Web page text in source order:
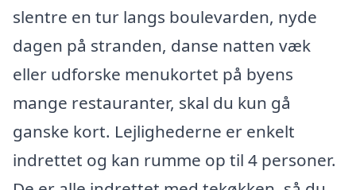
slentre en tur langs boulevarden, nyde
dagen på stranden, danse natten væk
eller udforske menukortet på byens
mange restauranter, skal du kun gå
ganske kort. Lejlighederne er enkelt
indrettet og kan rumme op til 4 personer.